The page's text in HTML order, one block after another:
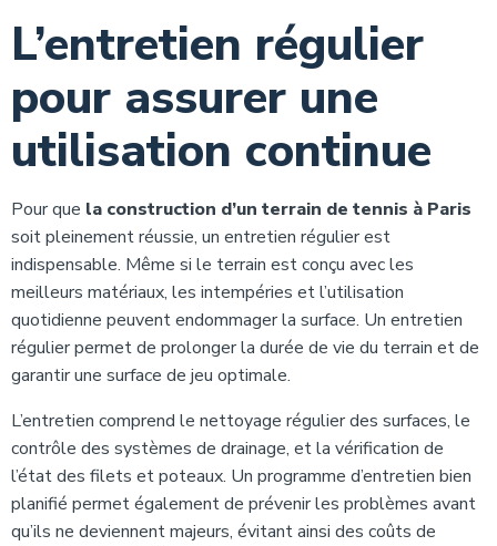
L’entretien régulier
pour assurer une
utilisation continue
Pour que la construction d’un terrain de tennis à Paris
soit pleinement réussie, un entretien régulier est
indispensable. Même si le terrain est conçu avec les
meilleurs matériaux, les intempéries et l’utilisation
quotidienne peuvent endommager la surface. Un entretien
régulier permet de prolonger la durée de vie du terrain et de
garantir une surface de jeu optimale.
L’entretien comprend le nettoyage régulier des surfaces, le
contrôle des systèmes de drainage, et la vérification de
l’état des filets et poteaux. Un programme d’entretien bien
planifié permet également de prévenir les problèmes avant
qu’ils ne deviennent majeurs, évitant ainsi des coûts de